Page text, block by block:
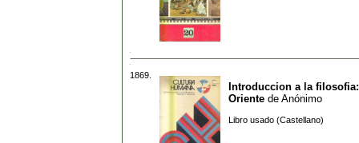
1869.
Introduccion a la
Oriente de Anónimo
Libro usado (Castellano)